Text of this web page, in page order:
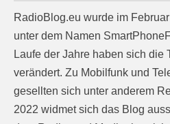
RadioBlog.eu wurde im
unter dem Namen
Laufe der Jahre haben sich die
verändert. Zu Mobilfunk und
gesellten sich unter anderem
2022 widmet sich das Blog